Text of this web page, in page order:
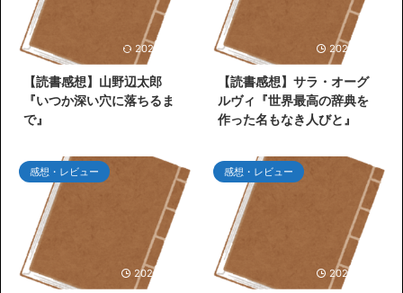
2026/7/26
【読書感想】山野辺太郎
『いつか深い穴に落ちるま
で』
2026/7/25
【読書感想】サラ・オーグ
ルヴィ『世界最高の辞典を
作った名もなき人びと』
感想・レビュー
2026/6/30
感想・レビュー
2026/6/27